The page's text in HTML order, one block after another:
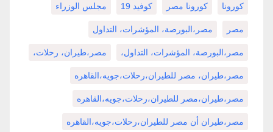
كورونا كورونا مصر كوفيد 19 مجلس الوزراء
مصر مصر،البورصة، المؤشرات، التداول
مصر،البورصة، المؤشرات، التداول، مصر،طيران، رحلات،
مصر،طيران، مصر للطيران،رحلات،جويه،القاهره
مصر،طيران،مصر للطيران،رحلات،جويه،القاهره
مصر،طيران أن مصر للطيران،رحلات،جويه،القاهره